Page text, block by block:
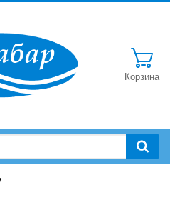
Корзина